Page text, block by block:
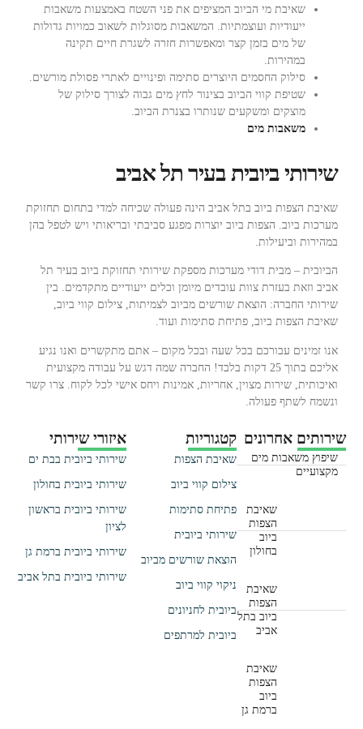
שאיבת מי הביוב המציפים את פני השטח באמצעות משאבות
ייעודיות ועוצמתיות. המשאבות מסוגלות לשאוב כמויות גדולות
של מים בזמן קצר ומאפשרות חזרה לשגרת חיים תקינה
במהירות.
סילוק החסמים היוצרים סתימה ופינויים לאתרי פסולת מורשים.
שטיפת קווי הביוב בצינור לחץ מים גבוה לצורך סילוק של
מוצקים ומשקעים שנותרו בצנרת הביוב.
משאבות מים
שירותי ביובית בעיר תל אביב
שאיבת הצפות ביוב בתל אביב הינה פעולה שכיחה למדי בתחום תחזוקת
מערכות ביוב. הצפות ביוב יוצרות מפגע סביבתי ובריאותי ויש לטפל בהן
במהירות וביעילות.
הביובית – מבית דודי מערכות מספקת שירותי תחזוקת ביוב בעיר תל
אביב וזאת בעזרת צוות עובדים מיומן וכלים ייעודיים מתקדמים. בין
שירותי החברה: הוצאת שורשים מביוב לצמיתות, צילום קווי ביוב,
שאיבת הצפות ביוב, פתיחת סתימות ועוד.
אנו זמינים עבורכם בכל שעה ובכל מקום – אתם מתקשרים ואנו נגיע
אליכם בתוך 25 דקות בלבד! החברה שמה דגש על עבודה מקצועית
ואיכותית, שירות מצוין, אחריות, אמינות ויחס אישי לכל לקוח. צרו קשר
ונשמח לשתף פעולה.
שירותים אחרונים
שיפוץ משאבות מים
מקצועיים
שאיבת
הצפות
ביוב
בחולון
שאיבת
הצפות
ביוב בתל
אביב
שאיבת
הצפות
ביוב
ברמת גן
קטגוריות
שאיבת הצפות
צילום קווי ביוב
פתיחת סתימות
שירותי ביובית
הוצאת שורשים מביוב
ניקוי קווי ביוב
ביובית לחניונים
ביובית למרתפים
איזורי שירותי
שירותי ביובית בבת ים
שירותי ביובית בחולון
שירותי ביובית בראשון
לציון
שירותי ביובית ברמת גן
שירותי ביובית בתל אביב